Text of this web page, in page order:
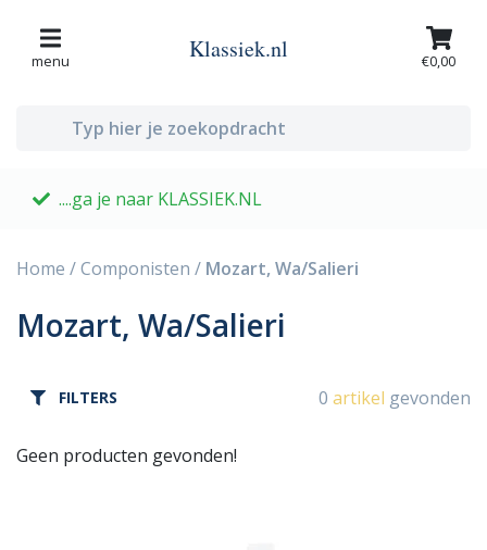
menu Klassiek.nl €0,00
....ga je naar KLASSIEK.NL
Home /Componisten / Mozart, Wa/Salieri
Mozart, Wa/Salieri
FILTERS 0 artikel gevonden
Geen producten gevonden!